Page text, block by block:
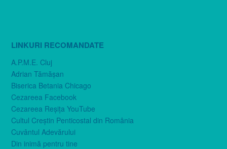
LINKURI RECOMANDATE
A.P.M.E. Cluj
Adrian Tămăşan
Biserica Betania Chicago
Cezareea Facebook
Cezareea Reşiţa YouTube
Cultul Creştin Penticostal din România
Cuvântul Adevărului
Din inimă pentru tine